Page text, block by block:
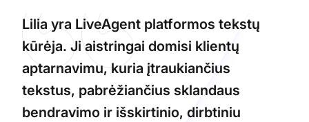
Lilia yra LiveAgent platformos tekstų
kūrėja. Ji aistringai domisi klientų
aptarnavimu, kuria įtraukiančius
tekstus, pabrėžiančius sklandaus
bendravimo ir išskirtinio, dirbtiniu